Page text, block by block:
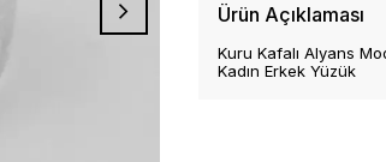
Ürün Açıklaması
Kuru Kafalı Alyans
Kadın Erkek Yüzük